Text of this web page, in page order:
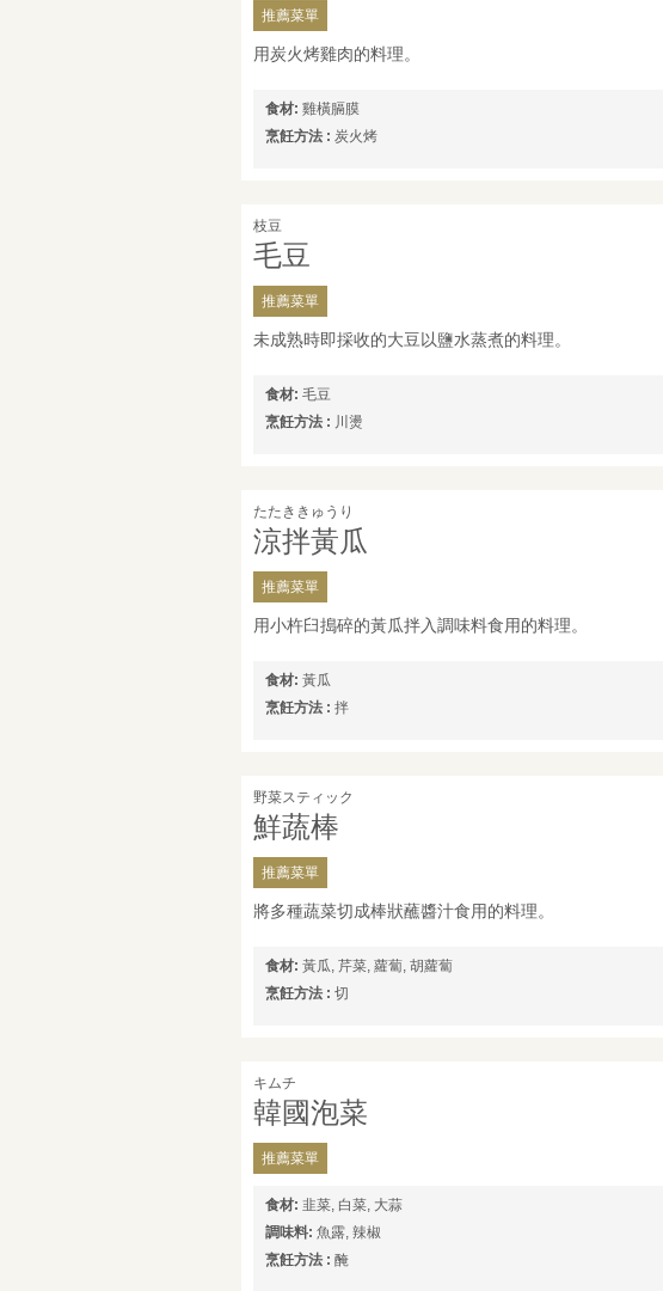
推薦菜單
用炭火烤雞肉的料理。
食材: 雞橫膈膜
烹飪方法 : 炭火烤
枝豆
毛豆
推薦菜單
未成熟時即採收的大豆以鹽水蒸煮的料理。
食材: 毛豆
烹飪方法 : 川燙
たたききゅうり
涼拌黃瓜
推薦菜單
用小杵臼搗碎的黃瓜拌入調味料食用的料理。
食材: 黃瓜
烹飪方法 : 拌
野菜スティック
鮮蔬棒
推薦菜單
將多種蔬菜切成棒狀蘸醬汁食用的料理。
食材: 黃瓜, 芹菜, 蘿蔔, 胡蘿蔔
烹飪方法 : 切
キムチ
韓國泡菜
推薦菜單
食材: 韭菜, 白菜, 大蒜
調味料: 魚露, 辣椒
烹飪方法 : 醃